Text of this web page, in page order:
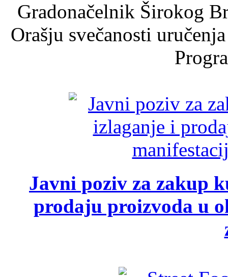
Gradonačelnik Širokog
Orašju svečanosti
Javni poziv za zakup
prodaju proizvoda u